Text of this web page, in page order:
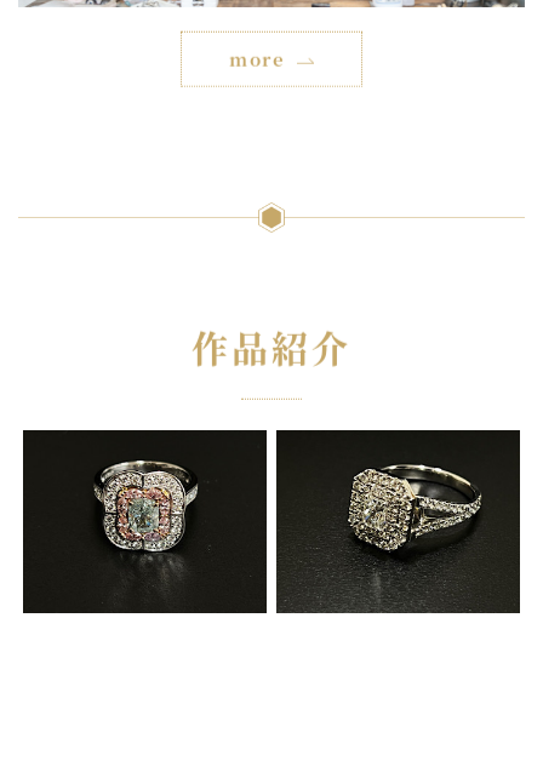
more
作品紹介